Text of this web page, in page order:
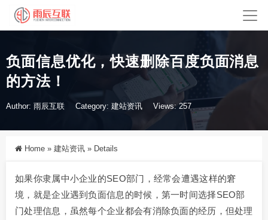
负面信息优化，快速删除百度负面消息
的方法！
Author: 雨辰互联 Category: 建站资讯 Views: 257
Home » 建站资讯 » Details
如果你隶属中小企业的SEO部门，经常会遭遇这样的窘
境，就是企业遇到负面信息的时候，第一时间选择SEO部
门处理信息，虽然每个企业都会有消除负面的经历，但处理